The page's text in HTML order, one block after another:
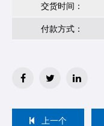
交货时间：
付款方式：
上一个